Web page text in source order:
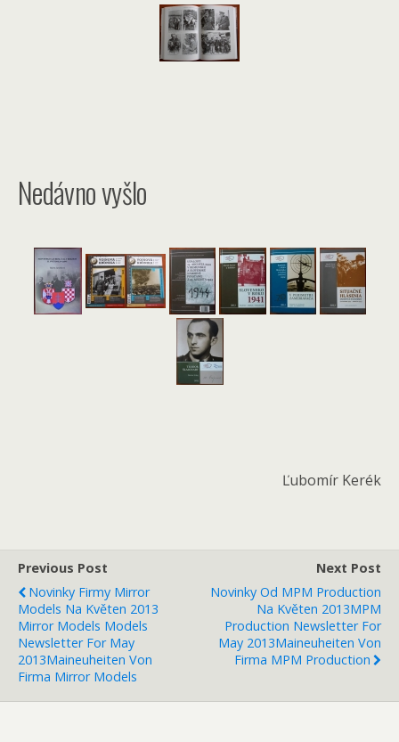
Nedávno vyšlo
Ľubomír Kerék
Previous Post
Novinky Firmy Mirror
Models Na Květen 2013
Mirror Models Models
Newsletter For May
2013Maineuheiten Von
Firma Mirror Models
Next Post
Novinky Od MPM Production
Na Květen 2013MPM
Production Newsletter For
May 2013Maineuheiten Von
Firma MPM Production